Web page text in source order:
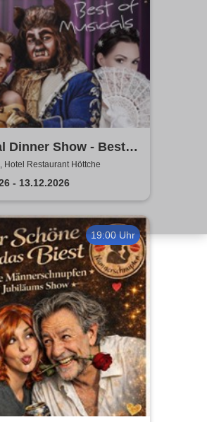
Dinner Show - Best
Hotel Restaurant Höttche
- 13.12.2026
19:00 Uhr